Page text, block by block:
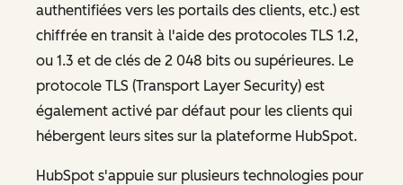
authentifiées vers les portails des clients, etc.) est
chiffrée en transit à l'aide des protocoles TLS 1.2,
ou 1.3 et de clés de 2 048 bits ou supérieures. Le
protocole TLS (Transport Layer Security) est
également activé par défaut pour les clients qui
hébergent leurs sites sur la plateforme HubSpot.
HubSpot s'appuie sur plusieurs technologies pour